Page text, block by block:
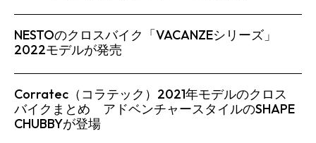
NESTOのクロスバイク「VACANZEシリーズ」
2022モデルが発売
Corratec（コラテック）2021年モデルのクロス
バイクまとめ アドベンチャースタイルのSHAPE
CHUBBYが登場